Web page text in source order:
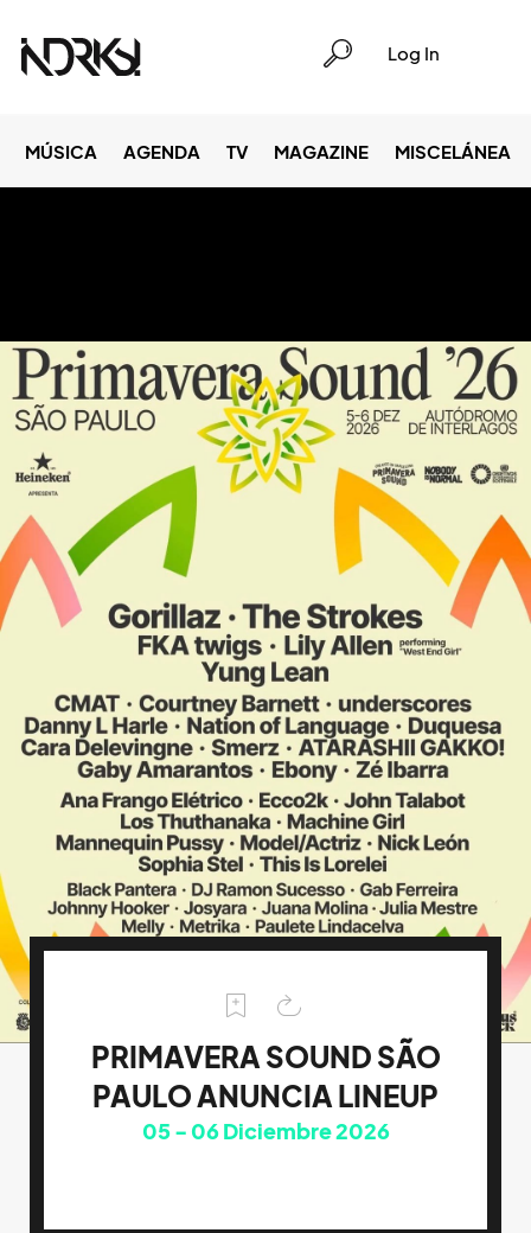
Log In
MÚSICA AGENDA TV MAGAZINE MISCELÁNEA
PRIMAVERA SOUND SÃO
PAULO ANUNCIA LINEUP
05 06Diciembre 2026